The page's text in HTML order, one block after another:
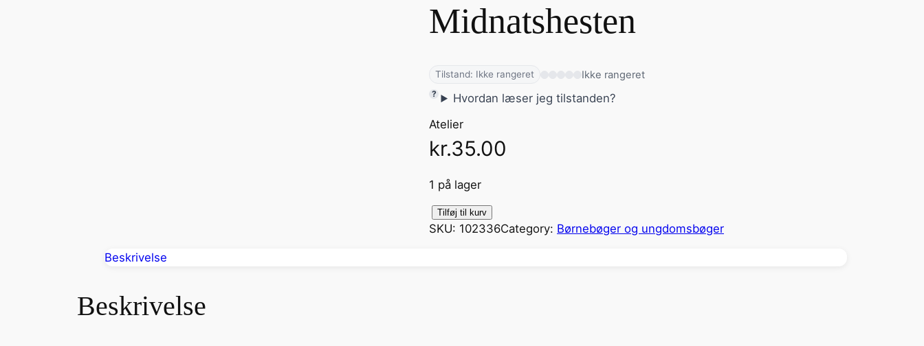
Midnatshesten
Tilstand: Ikke rangeret Ikke rangeret
Hvordan læser jeg tilstanden?
Atelier
kr.35.00
1 på lager
M
i
Tilføj til kurv
SKU: 102336Category: Børnebøger og ungdomsbøger
Beskrivelse
Beskrivelse